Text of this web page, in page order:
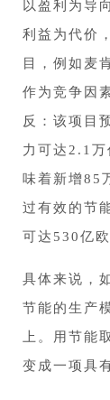
以盈利为导
利益为代价
目，例如麦
作为竞争因
反：该项目
力可达2.1
味着新增85
过有效的节
可达530亿欧
具体来说，
节能的生产
上。用节能
变成一项具